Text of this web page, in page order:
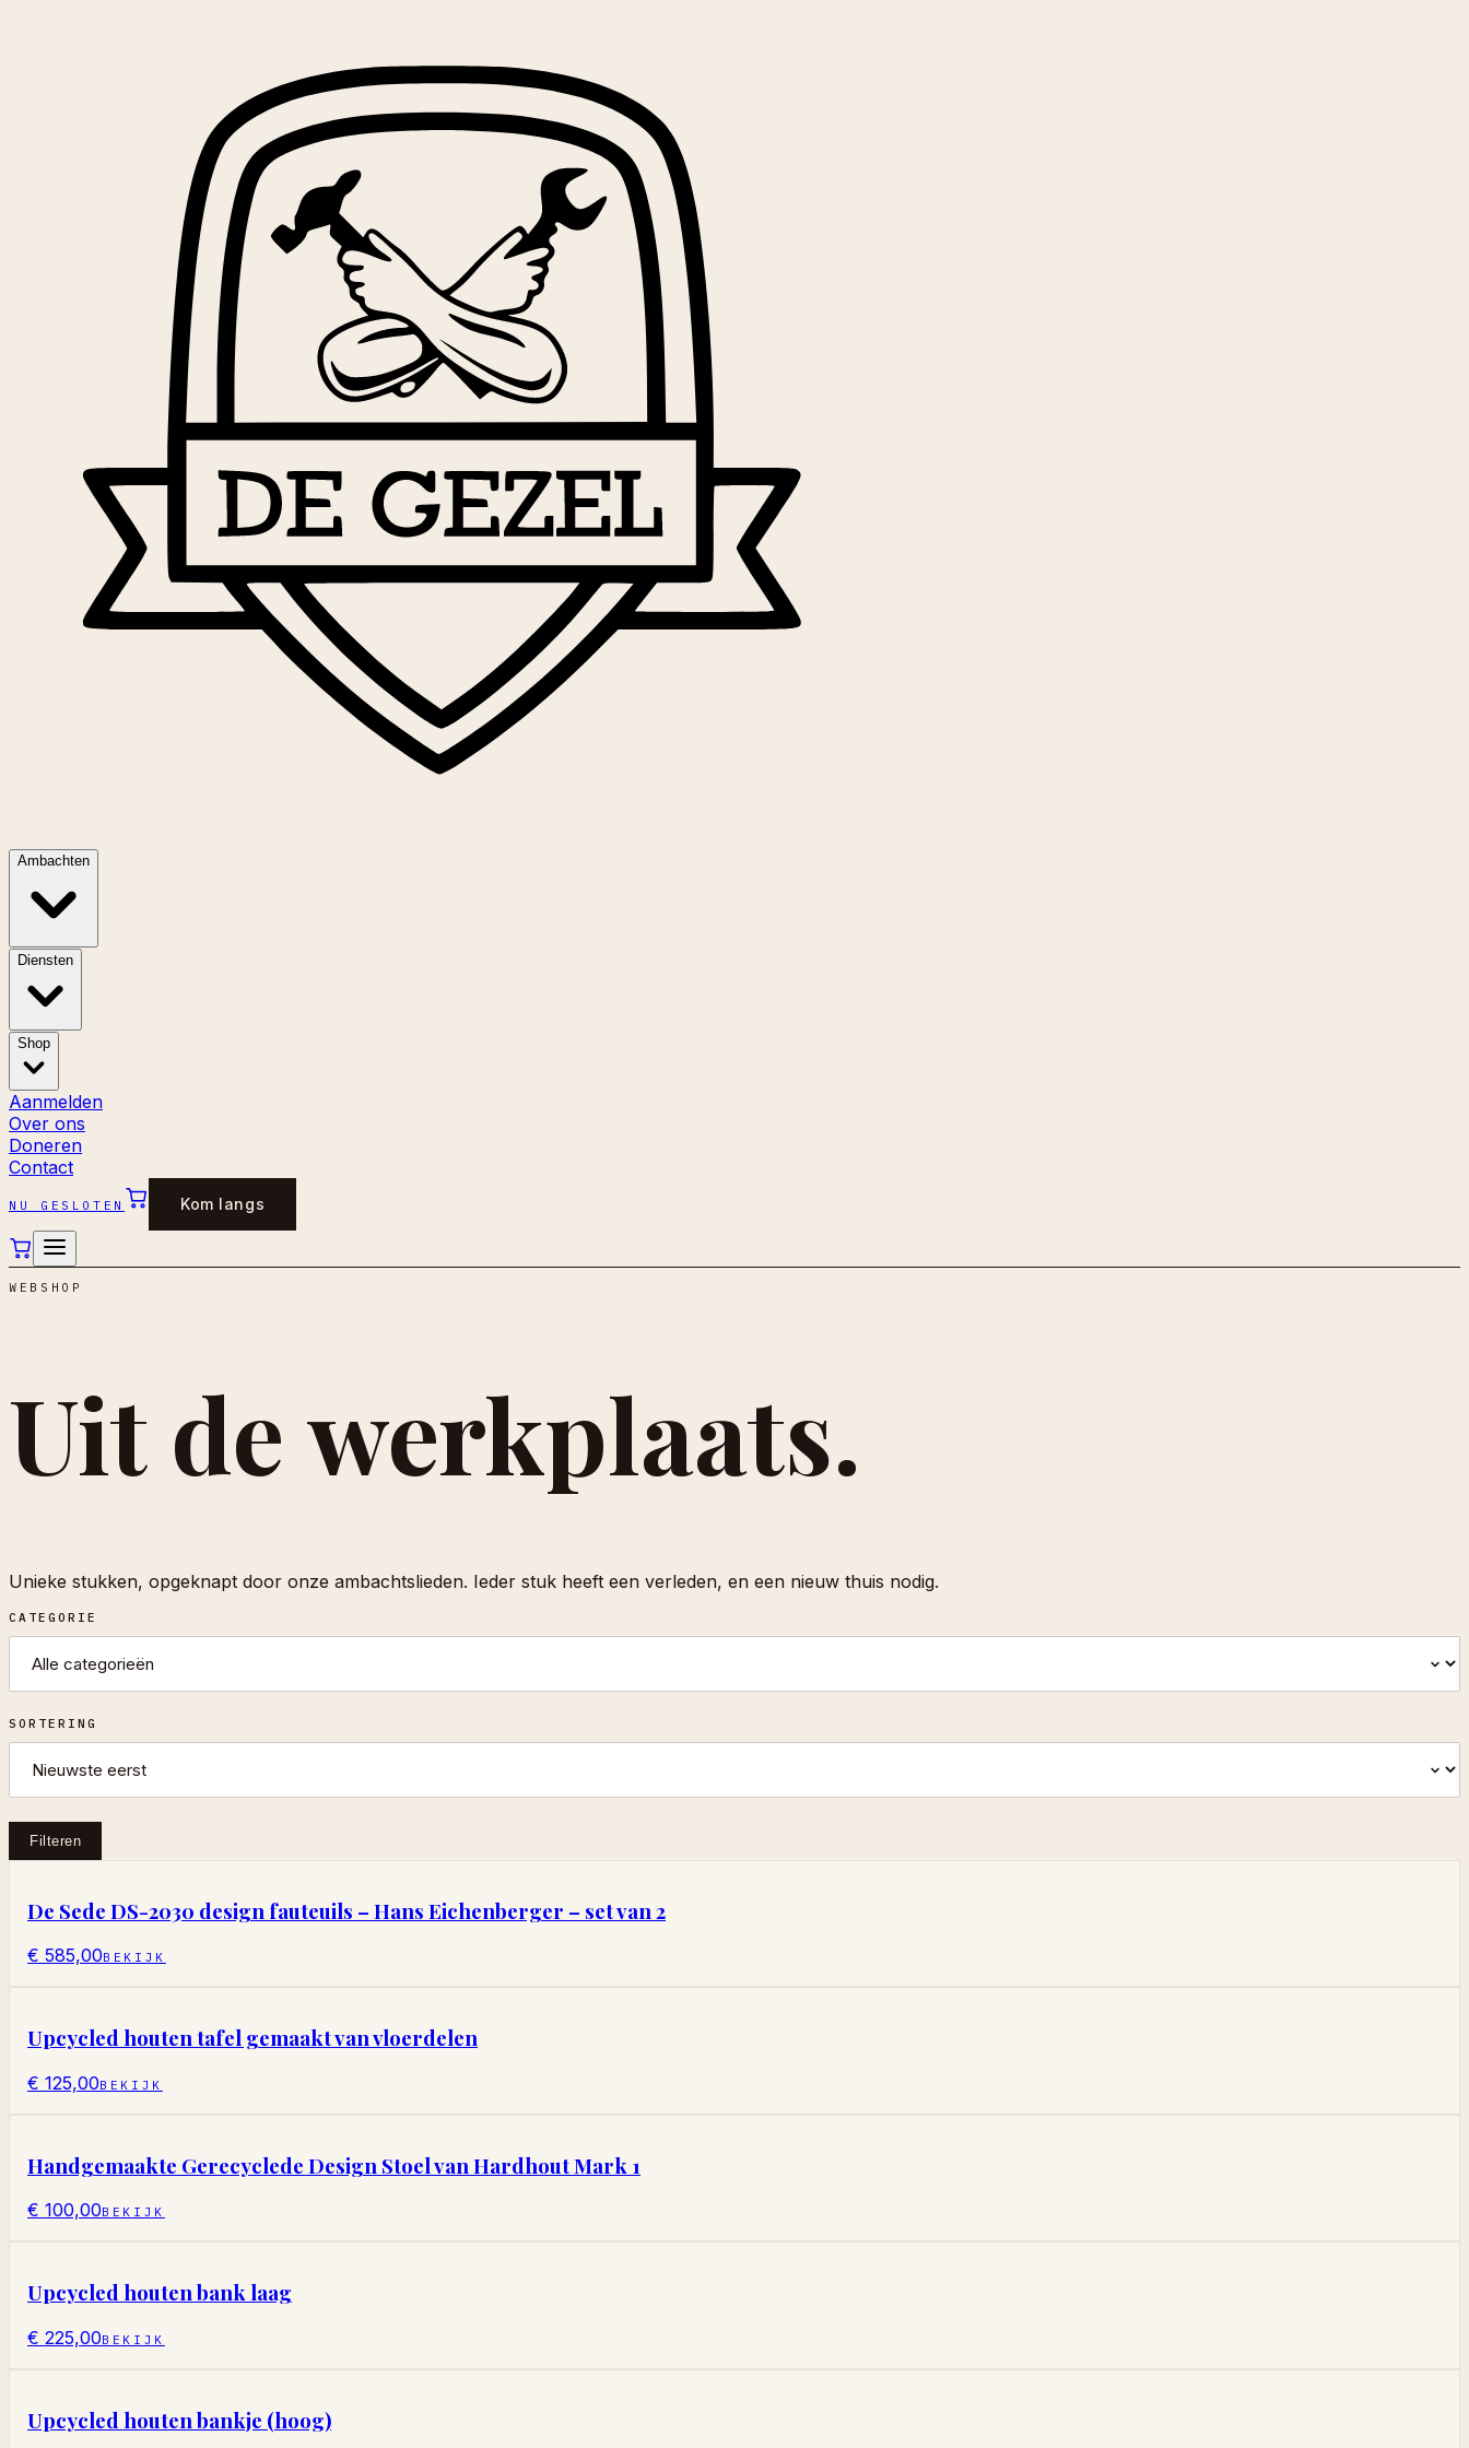
Ambachten
Diensten
Shop
Aanmelden
Over ons
Doneren
Contact
NU GESLOTEN Kom langs
WEBSHOP
Uit dewerkplaats.
Unieke stukken, opgeknapt door onze ambachtslieden. Ieder stuk heeft een verleden, en een nieuw thuis nodig.
CATEGORIE
SORTERING
Filteren
De Sede DS-2030 design fauteuils – Hans Eichenberger – set van 2
€ 585,00BEKIJK
Upcycled houten tafel gemaakt van vloerdelen
€ 125,00BEKIJK
Handgemaakte Gerecyclede Design Stoel van Hardhout Mark 1
€ 100,00BEKIJK
Upcycled houten bank laag
€ 225,00BEKIJK
Upcycled houten bankje (hoog)